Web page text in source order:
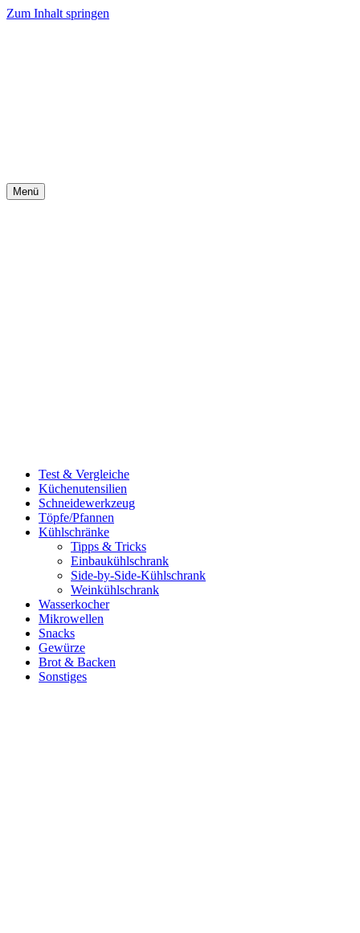
Zum Inhalt springen
Menü
Test & Vergleiche
Küchenutensilien
Schneidewerkzeug
Töpfe/Pfannen
Kühlschränke
Tipps & Tricks
Einbaukühlschrank
Side-by-Side-Kühlschrank
Weinkühlschrank
Wasserkocher
Mikrowellen
Snacks
Gewürze
Brot & Backen
Sonstiges